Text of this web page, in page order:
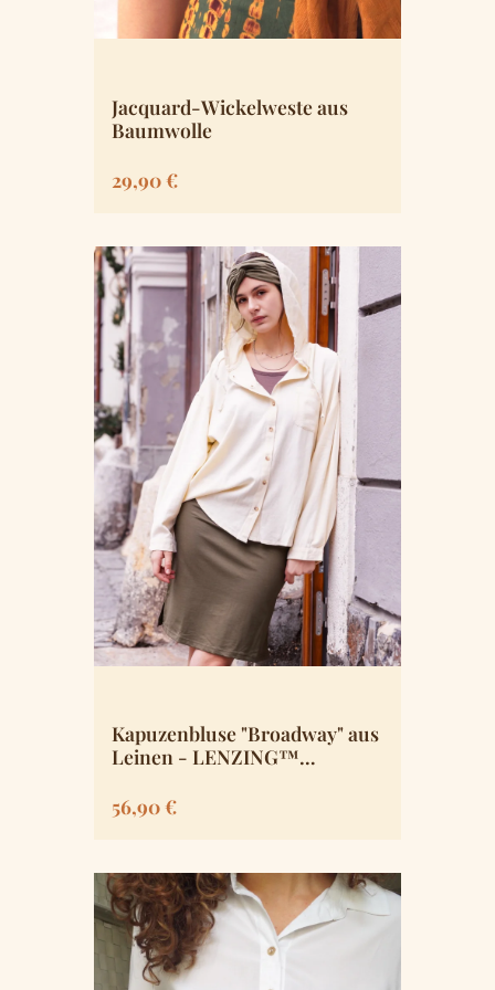
Jacquard-Wickelweste aus
Baumwolle
Regulärer Preis:
29,90 €
Kapuzenbluse "Broadway" aus
Leinen - LENZING™
Regulärer Preis:
56,90 €